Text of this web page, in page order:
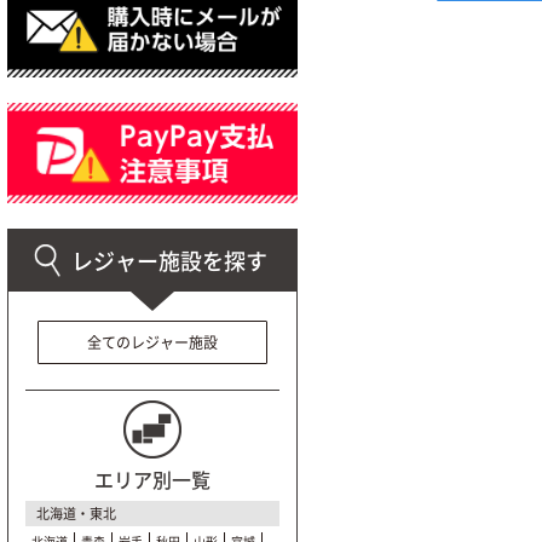
全てのレジャー施設
エリア別一覧
北海道・東北